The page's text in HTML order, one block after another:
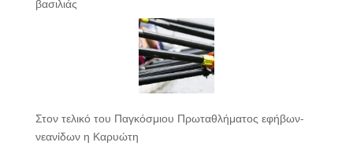
βασιλιάς
Στον τελικό του Παγκόσμιου Πρωταθλήματος εφήβων-
νεανίδων η Καρυώτη